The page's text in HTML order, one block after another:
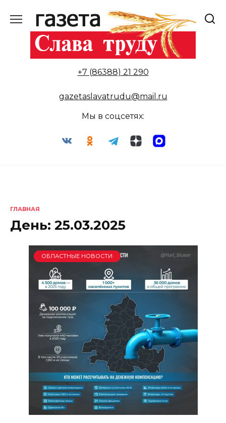
содержанию
+7 (86388) 21 290
gazetaslavatrudu@mail.ru
Мы в соцсетях:
ГЛАВНАЯ
День: 25.03.2025
ОБЛАСТНЫЕ НОВОСТИ